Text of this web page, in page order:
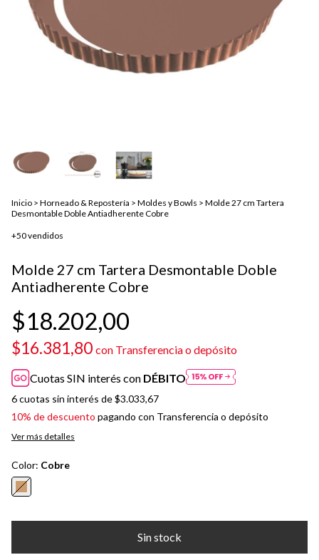
Inicio > Horneado & Repostería > Moldes y Bowls > Molde 27 cm Tartera
Desmontable Doble Antiadherente Cobre
+50 vendidos
Molde 27 cm Tartera Desmontable Doble
Antiadherente Cobre
$18.202,00
$16.381,80 con Transferencia o depósito
Cuotas SIN interés con DÉBITO
6cuotas sin interés de$3.033,67
10% de descuento pagando con Transferencia o depósito
Ver más detalles
Color: Cobre